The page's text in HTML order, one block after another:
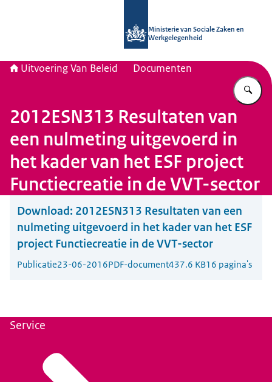
Ministerie van Sociale Zaken en
Werkgelegenheid
Uitvoering Van Beleid Documenten
2012ESN313 Resultaten van
een nulmeting uitgevoerd in
het kader van het ESF project
Functiecreatie in de VVT-sector
Download: 2012ESN313 Resultaten van een
nulmeting uitgevoerd in het kader van het ESF
project Functiecreatie in de VVT-sector
Publicatie23-06-2016PDF-document437.6 KB16 pagina's
Service